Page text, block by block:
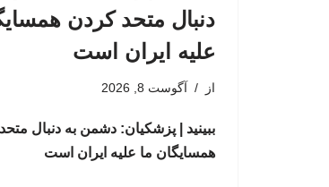
دنبال متحد کردن
علیه ایران است
از آگوست 8, 2026
ببینید | پزشکیان: دشمن به دنبال
همسایگان ما علیه ایران است